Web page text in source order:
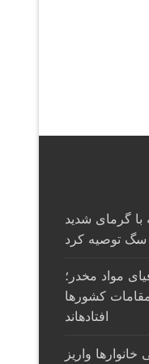
با گرمای شدید
توصیه کرد
مواد مخدر؛
کشورها
افتادهاند
واریز